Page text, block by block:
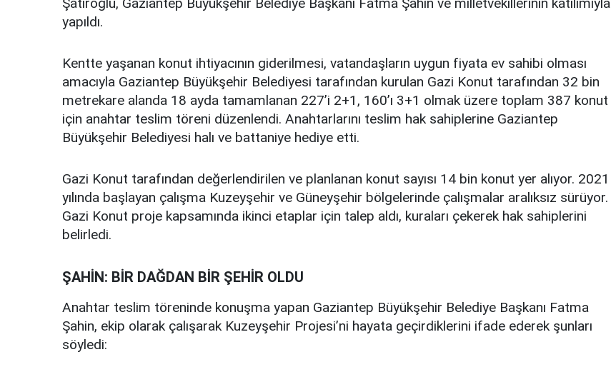
Şatıroğlu, Gaziantep Büyükşehir Belediye Başkanı Fatma Şahin ve milletvekillerinin katılımıyla
yapıldı.
Kentte yaşanan konut ihtiyacının giderilmesi, vatandaşların uygun fiyata ev sahibi olması
amacıyla Gaziantep Büyükşehir Belediyesi tarafından kurulan Gazi Konut tarafından 32 bin
metrekare alanda 18 ayda tamamlanan 227’i 2+1, 160’ı 3+1 olmak üzere toplam 387 konut
için anahtar teslim töreni düzenlendi. Anahtarlarını teslim hak sahiplerine Gaziantep
Büyükşehir Belediyesi halı ve battaniye hediye etti.
Gazi Konut tarafından değerlendirilen ve planlanan konut sayısı 14 bin konut yer alıyor. 2021
yılında başlayan çalışma Kuzeyşehir ve Güneyşehir bölgelerinde çalışmalar aralıksız sürüyor.
Gazi Konut proje kapsamında ikinci etaplar için talep aldı, kuraları çekerek hak sahiplerini
belirledi.
ŞAHİN: BİR DAĞDAN BİR ŞEHİR OLDU
Anahtar teslim töreninde konuşma yapan Gaziantep Büyükşehir Belediye Başkanı Fatma
Şahin, ekip olarak çalışarak Kuzeyşehir Projesi’ni hayata geçirdiklerini ifade ederek şunları
söyledi: